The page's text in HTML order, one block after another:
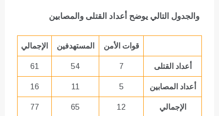
والجدول التالي يوضح أعداد القتلى والمصابين
قوات الأمن المستهدفين الإجمالي
أعداد القتلى 7
54
61
أعداد المصابين 5
11
16
الإجمالي 12
65
77